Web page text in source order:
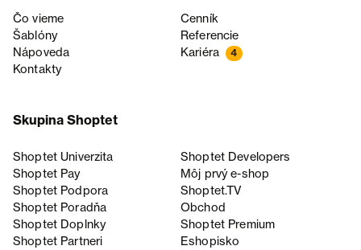
Čo vieme
Cenník
Šablóny
Referencie
Nápoveda
Kariéra 4
Kontakty
Skupina Shoptet
Shoptet Univerzita
Shoptet Developers
Shoptet Pay
Môj prvý e-shop
Shoptet Podpora
Shoptet.TV
Shoptet Poradňa
Obchod
Shoptet Doplnky
Shoptet Premium
Shoptet Partneri
Eshopisko